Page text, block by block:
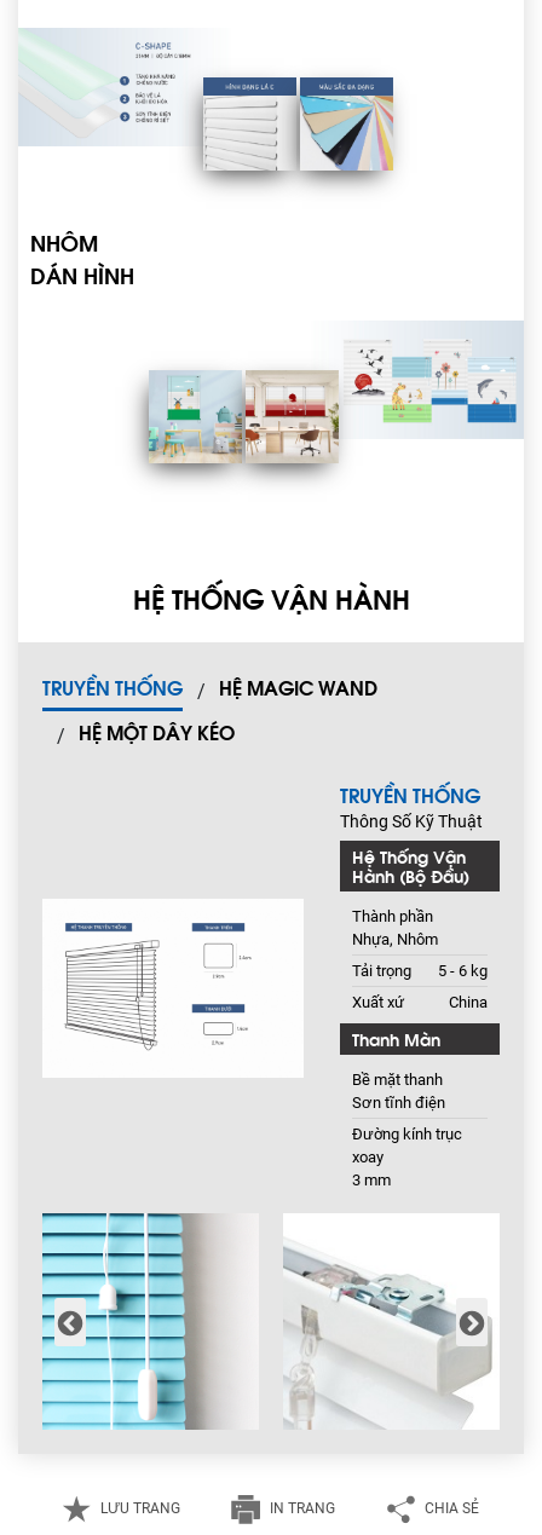
NHÔM
DÁN HÌNH
HỆ THỐNG VẬN HÀNH
TRUYỀN THỐNG
HỆ MAGIC WAND
HỆ MỘT DÂY KÉO
TRUYỀN THỐNG
Thông Số Kỹ Thuật
Hệ Thống Vận
Hành (Bộ Đầu)
Thành phần
Nhựa, Nhôm
Tải trọng
5 - 6 kg
Xuất xứ
China
Thanh Màn
Bề mặt thanh
Sơn tĩnh điện
Đường kính trục
xoay
3 mm
LƯU TRANG IN TRANG CHIA SẺ